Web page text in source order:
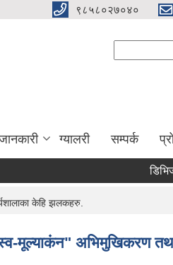
९८५८०२७०४०
ग्यालरी सम्पर्क
डिभिजन
केहि झलकहरु.
मूल्याकंन" अभिमुखिकरण